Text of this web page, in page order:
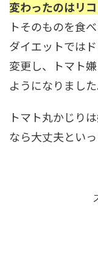
変わったのはリ
トそのものを食
ダイエットでは
変更し、トマト
ようになりました
トマト丸かじり
なら大丈夫とい